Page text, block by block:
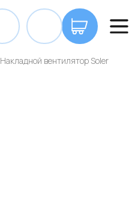
+7
Накладной вентилятор Soler